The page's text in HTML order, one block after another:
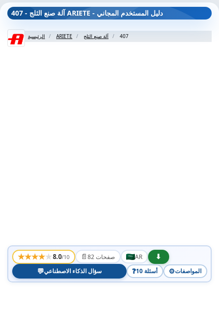
407 - آلة صنع الثلج ARIETE - دليل المستخدم المجاني
الرئيسية ARIETE آلة صنع الثلج 407
★★★★★8.0/10 📄 82 صفحات AR
⬇
💬سؤال الذكاء الاصطناعي ❓ 10 أسئلة ⚙️المواصفات